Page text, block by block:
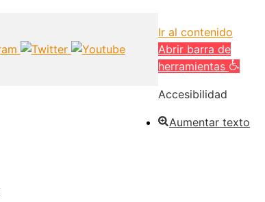
Ir al contenido
Abrir barra de
herramientas
Accesibilidad
Aumentar texto